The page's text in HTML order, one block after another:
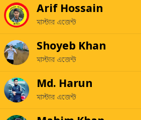
Arif Hossain
মাস্টার এজেন্ট
Shoyeb Khan
মাস্টার এজেন্ট
Md. Harun
মাস্টার এজেন্ট